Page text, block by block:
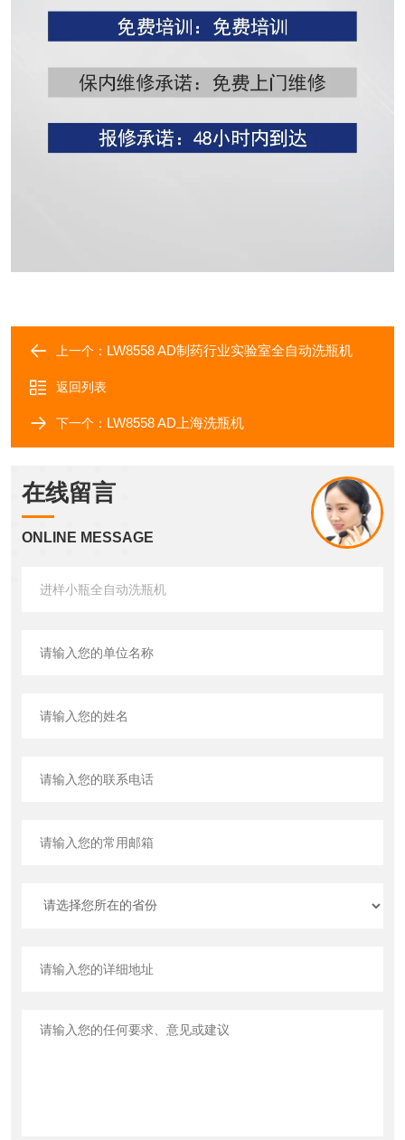
上一个： LW8558 AD制药行业实验室全自动洗瓶机
返回列表
下一个： LW8558 AD上海洗瓶机
在线留言
ONLINE MESSAGE